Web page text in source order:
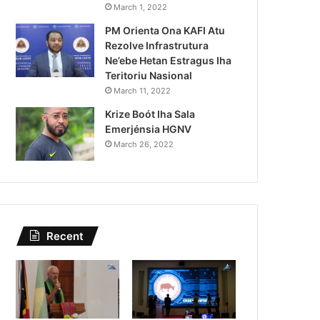
Ajuda Autoridade
Autór Kriminozu ho Paradeiru
Estranjeiru
March 1, 2022
PM Orienta Ona KAFI Atu
Rezolve Infrastrutura
Ne’ebe Hetan Estragus Iha
Teritoriu Nasional
March 11, 2022
Krize Boót Iha Sala
Emerjénsia HGNV
March 26, 2022
Recent